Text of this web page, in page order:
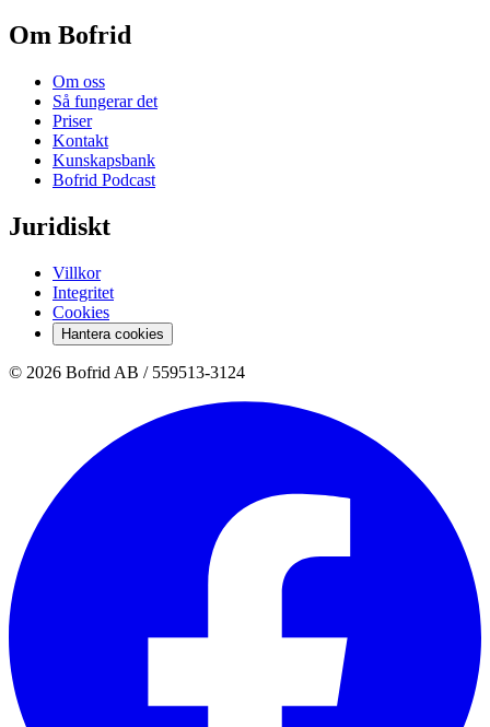
Om Bofrid
Om oss
Så fungerar det
Priser
Kontakt
Kunskapsbank
Bofrid Podcast
Juridiskt
Villkor
Integritet
Cookies
Hantera cookies
© 2026 Bofrid AB / 559513-3124